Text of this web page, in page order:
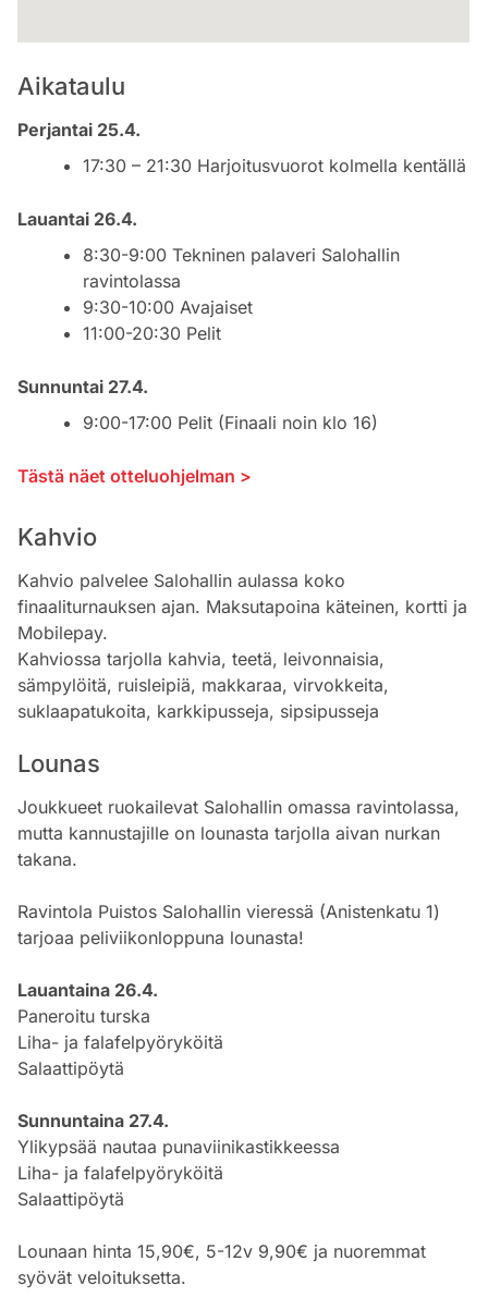
Aikataulu
Perjantai 25.4.
17:30 – 21:30 Harjoitusvuorot kolmella kentällä
Lauantai 26.4.
8:30-9:00 Tekninen palaveri Salohallin
ravintolassa
9:30-10:00 Avajaiset
11:00-20:30 Pelit
Sunnuntai 27.4.
9:00-17:00 Pelit (Finaali noin klo 16)
Tästä näet otteluohjelman >
Kahvio
Kahvio palvelee Salohallin aulassa koko
finaaliturnauksen ajan. Maksutapoina käteinen, kortti ja
Mobilepay.
Kahviossa tarjolla kahvia, teetä, leivonnaisia,
sämpylöitä, ruisleipiä, makkaraa, virvokkeita,
suklaapatukoita, karkkipusseja, sipsipusseja
Lounas
Joukkueet ruokailevat Salohallin omassa ravintolassa,
mutta kannustajille on lounasta tarjolla aivan nurkan
takana.
Ravintola Puistos Salohallin vieressä (Anistenkatu 1)
tarjoaa peliviikonloppuna lounasta!
Lauantaina 26.4.
Paneroitu turska
Liha- ja falafelpyöryköitä
Salaattipöytä
Sunnuntaina 27.4.
Ylikypsää nautaa punaviinikastikkeessa
Liha- ja falafelpyöryköitä
Salaattipöytä
Lounaan hinta 15,90€, 5-12v 9,90€ ja nuoremmat
syövät veloituksetta.